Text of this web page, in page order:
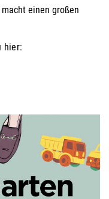
einen großen
hier: